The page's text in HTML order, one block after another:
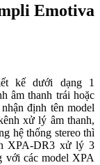
Emotiva
kế dưới dạng 1
âm thanh trái hoặc
định tên model
xử lý âm thanh,
hệ thống stereo thì
XPA-DR3 xử lý 3
với các model XPA